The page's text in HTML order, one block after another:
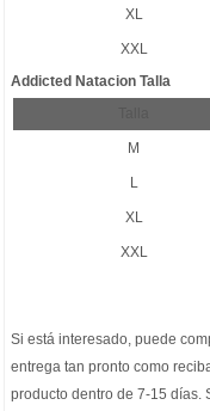
XL
XXL
Addicted Natacion Talla
M
L
XL
XXL
Si está interesado, puede
entrega tan pronto como
producto dentro de 7-15 días.